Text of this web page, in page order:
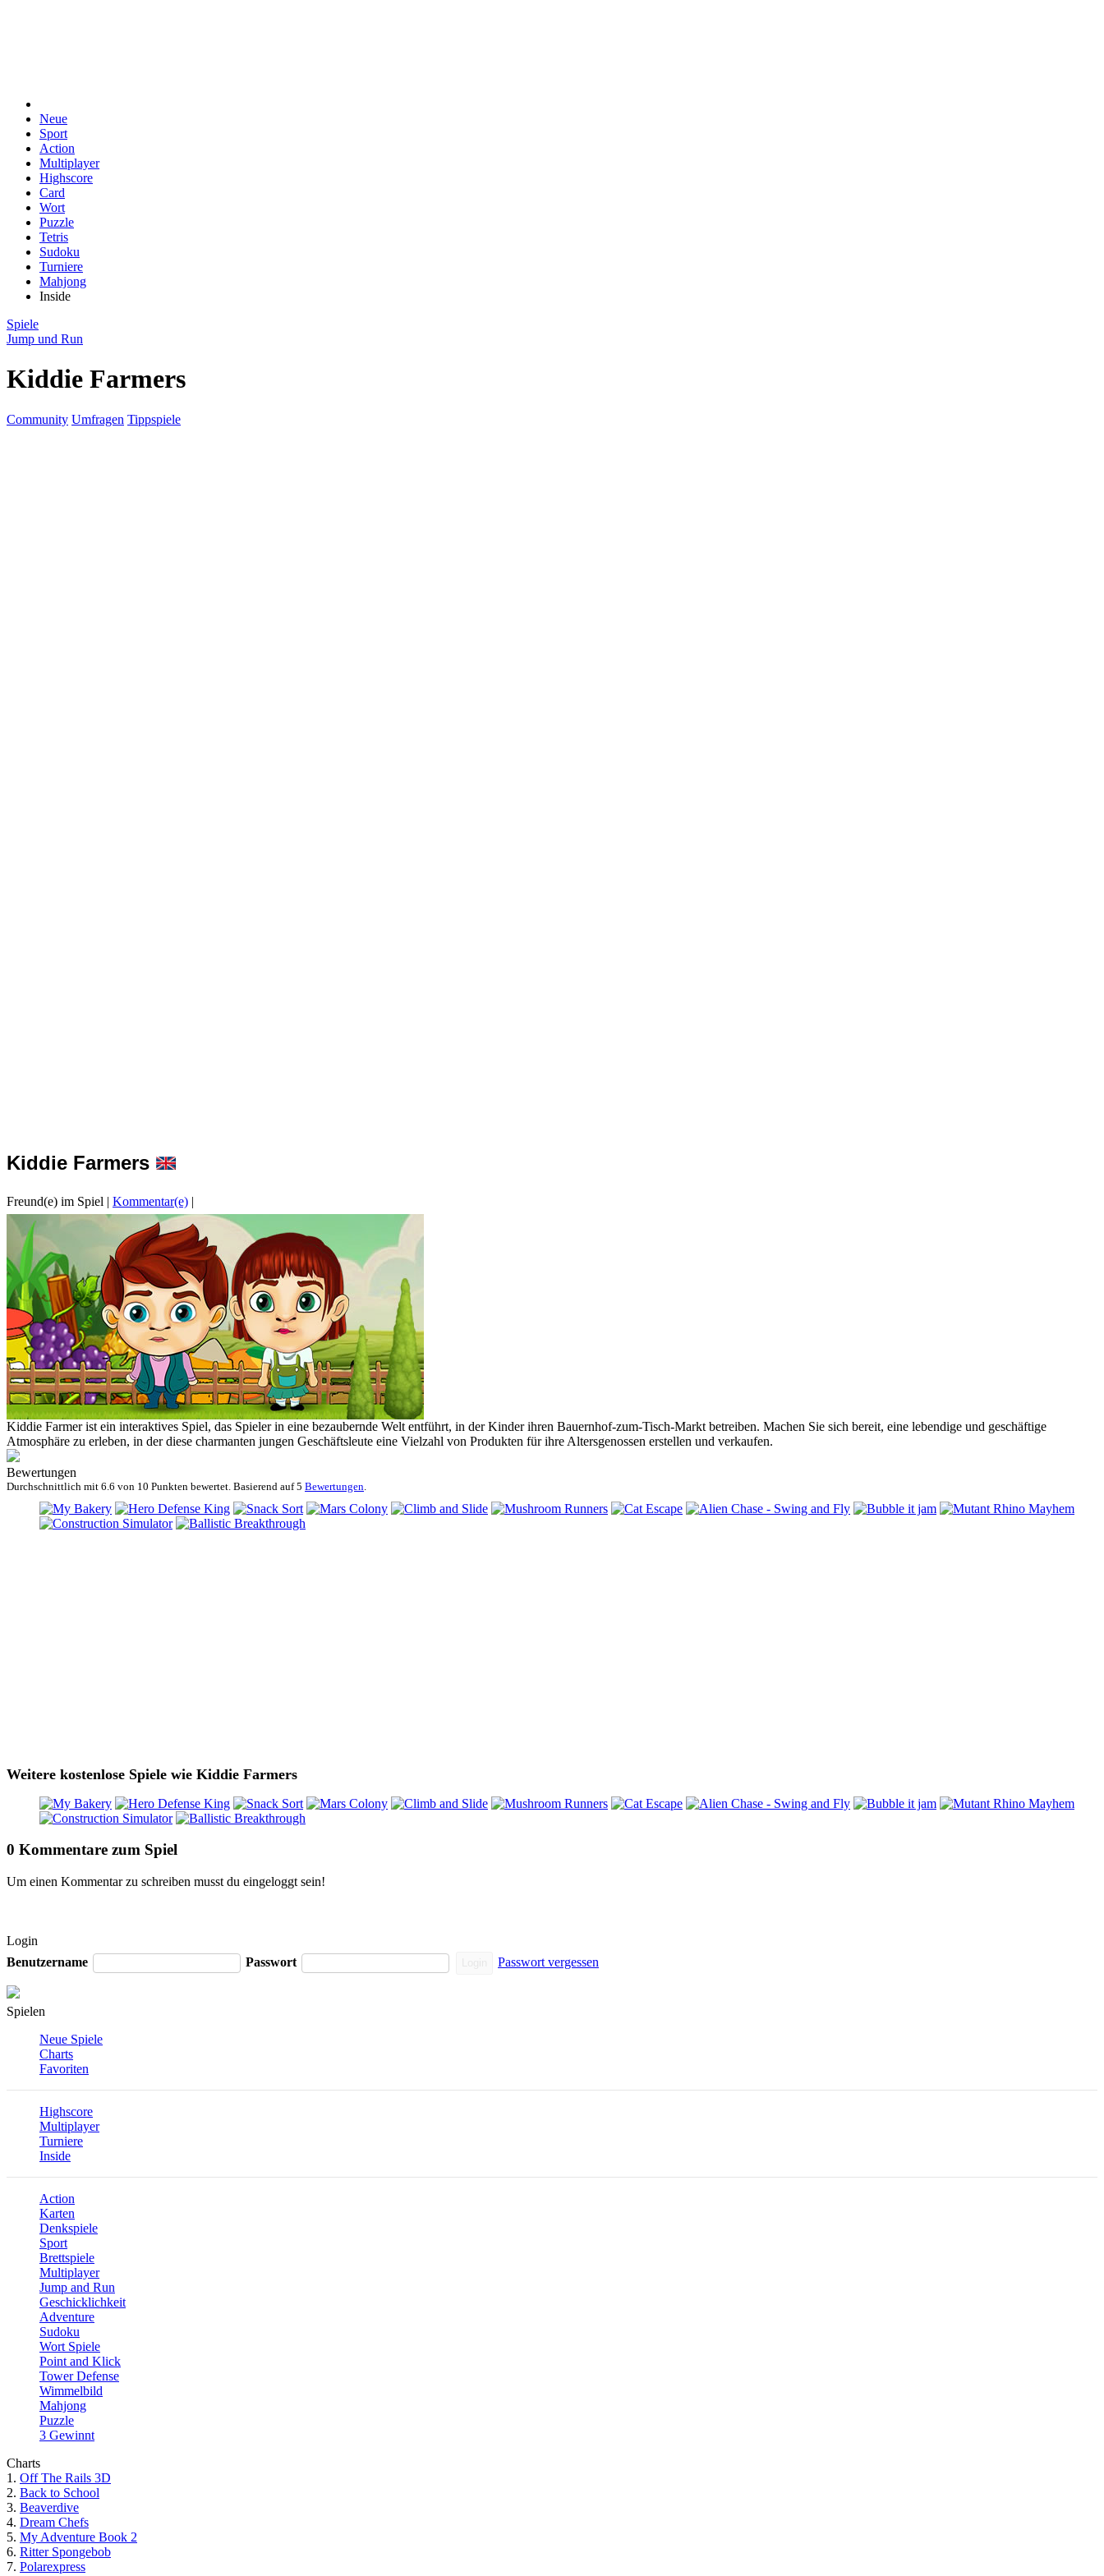
Neue
Sport
Action
Multiplayer
Highscore
Card
Wort
Puzzle
Tetris
Sudoku
Turniere
Mahjong
Inside
Spiele
Jump und Run
Kiddie Farmers
Community Umfragen Tippspiele
Kiddie Farmers
Freund(e) im Spiel | Kommentar(e) |
Kiddie Farmer ist ein interaktives Spiel, das Spieler in eine bezaubernde Welt entführt, in der Kinder ihren Bauernhof-zum-Tisch-Markt betreiben. Machen Sie sich bereit, eine lebendige und geschäftige
Atmosphäre zu erleben, in der diese charmanten jungen Geschäftsleute eine Vielzahl von Produkten für ihre Altersgenossen erstellen und verkaufen.
Bewertungen
Durchschnittlich mit 6.6 von 10 Punkten bewertet. Basierend auf5 Bewertungen
Weitere kostenlose Spiele wie Kiddie Farmers
0 Kommentare zum Spiel
Um einen Kommentar zu schreiben musst du eingeloggt sein!
Login
Benutzername
Passwort Passwort vergessen
Spielen
Neue Spiele
Charts
Favoriten
Highscore
Multiplayer
Turniere
Inside
Action
Karten
Denkspiele
Sport
Brettspiele
Multiplayer
Jump and Run
Geschicklichkeit
Adventure
Sudoku
Wort Spiele
Point and Klick
Tower Defense
Wimmelbild
Mahjong
Puzzle
3 Gewinnt
Charts
1. Off The Rails 3D
2. Back to School
3. Beaverdive
4. Dream Chefs
5. My Adventure Book 2
6. Ritter Spongebob
7. Polarexpress